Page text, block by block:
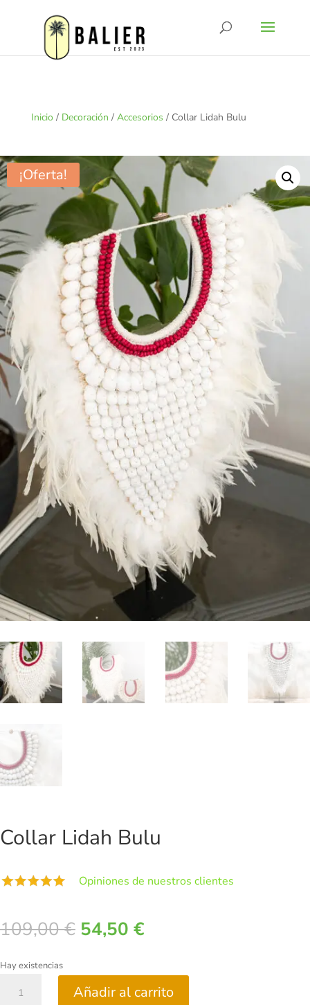
Inicio / Decoración / Accesorios / Collar Lidah Bulu
¡Oferta!
Collar Lidah Bulu
Opiniones de nuestros clientes
109,00€ El
precio
era:
109,00 €.
54,50 €
es:
54,50 €.
Hay existencias
Lidah
Añadir al carrito